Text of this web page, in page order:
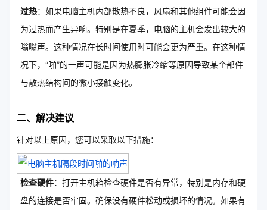
过热：如果电脑主机内部散热不良，风扇和其他组件可能会因
为过热而产生异响。特别是在夏季，电脑的主机会发出较大的
嗡嗡声。这种情况在长时间使用时可能会更为严重。在这种情
况下，“啪”的一声可能是因为热膨胀冷缩等原因导致某个部件
与散热结构间的微小接触变化。
二、解决建议
针对以上原因，您可以采取以下措施：
检查硬件：打开主机箱检查硬件是否有异常，特别是内存和硬
盘的连接是否牢固。确保没有硬件松动或损坏的情况。如果有